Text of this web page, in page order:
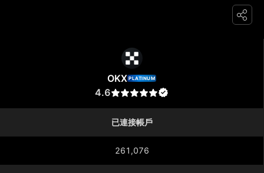
OKX PLATINUM
4.6
已連接帳戶
261,076